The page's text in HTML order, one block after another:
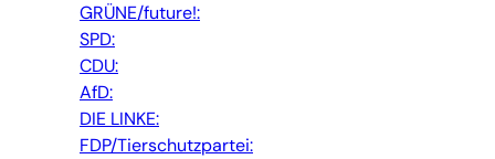
GRÜNE/future!:
SPD:
CDU:
AfD:
DIE LINKE:
FDP/Tierschutzpartei: